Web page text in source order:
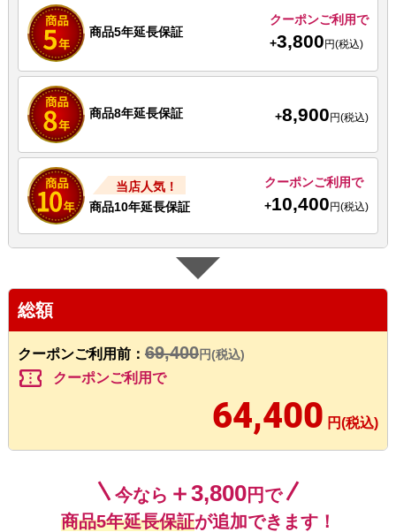
商品5年延長保証
クーポンご利用で
+3,800 円(税込)
商品8年延長保証 +8,900円(税込)
当店人気！
商品10年延長保証
クーポンご利用で
+10,400 円(税込)
総額
クーポンご利用前： 69,400円(税込)
confirmation_number クーポンご利用で
64,400 円(税込)
今なら ＋3,800円で
商品5年延長保証が追加できます！